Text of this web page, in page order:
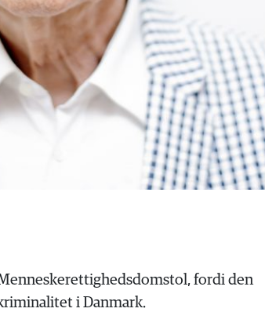
fordi den
i Danmark.